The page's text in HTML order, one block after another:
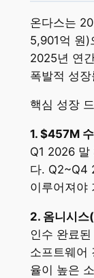
온다스는
5,901억 원)
2025년 연
폭발적 성
핵심 성장
1. $457M
Q1 2026
다. Q2~Q4
이루어져야
2. 옴니시
인수 완료
소프트웨어
율이 높은